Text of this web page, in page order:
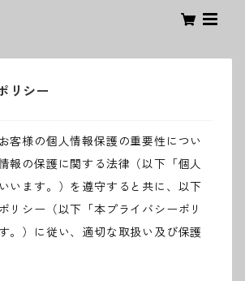
リシー
客様の個人情報保護の重要性につい
報の保護に関する法律（以下「個人
います。）を遵守すると共に、以下
リシー（以下「本プライバシーポリ
。）に従い、適切な取扱い及び保護